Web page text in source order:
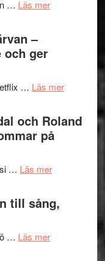
en
hjärtevarm
… Läs merom
–
Delvis
bortom
terräng
–
och ger
… Läs merom
–
och Roland
på
… Läs merom
Hannes
till sång,
… Läs merom